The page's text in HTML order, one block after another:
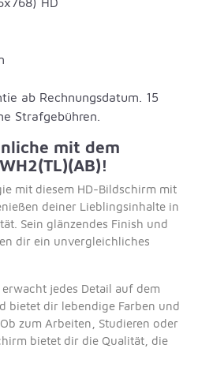
ab Rechnungsdatum. 15
Strafgebühren.
mit dem
mit diesem HD-Bildschirm mit
deiner Lieblingsinhalte in
Sein glänzendes Finish und
dir ein unvergleichliches
jedes Detail auf dem
bietet dir lebendige Farben und
zum Arbeiten, Studieren oder
bietet dir die Qualität, die